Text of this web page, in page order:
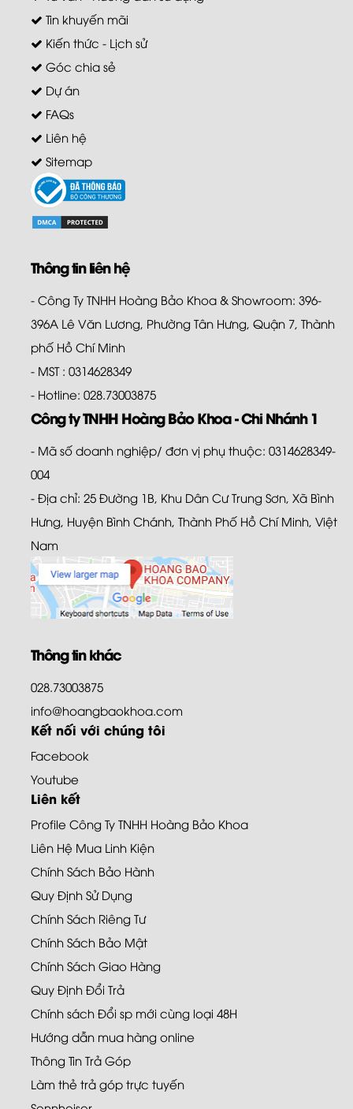
Tin khuyến mãi
Kiến thức - Lịch sử
Góc chia sẻ
Dự án
FAQs
Liên hệ
Sitemap
Thông tin liên hệ
- Công Ty TNHH Hoàng Bảo Khoa & Showroom: 396-
396A Lê Văn Lương, Phường Tân Hưng, Quận 7, Thành
phố Hồ Chí Minh
- MST : 0314628349
- Hotline: 028.73003875
Công ty TNHH Hoàng Bảo Khoa - Chi Nhánh 1
- Mã số doanh nghiệp/ đơn vị phụ thuộc: 0314628349-
004
- Địa chỉ: 25 Đường 1B, Khu Dân Cư Trung Sơn, Xã Bình
Hưng, Huyện Bình Chánh, Thành Phố Hồ Chí Minh, Việt
Nam
Thông tin khác
028.73003875
info@hoangbaokhoa.com
Kết nối với chúng tôi
Facebook
Youtube
Liên kết
Profile Công Ty TNHH Hoàng Bảo Khoa
Liên Hệ Mua Linh Kiện
Chính Sách Bảo Hành
Quy Định Sử Dụng
Chính Sách Riêng Tư
Chính Sách Bảo Mật
Chính Sách Giao Hàng
Quy Định Đổi Trả
Chính sách Đổi sp mới cùng loại 48H
Hướng dẫn mua hàng online
Thông Tin Trả Góp
Làm thẻ trả góp trực tuyến